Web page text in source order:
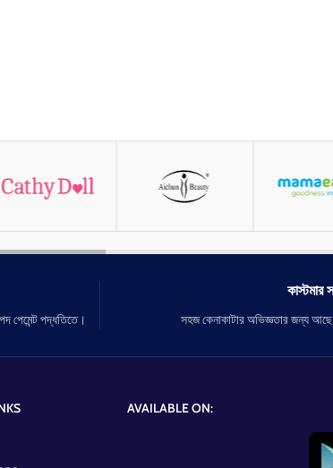
পেমেন্ট পদ্ধতিতে।
কাস্টমার
সহজ কেনাকাটার অভিজ্ঞতার জন্য আছে
AVAILABLE ON: